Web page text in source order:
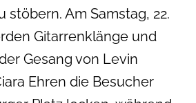
stöbern. Am Samstag, 22.
Gitarrenklänge und
Gesang von Levin
Ehren die Besucher